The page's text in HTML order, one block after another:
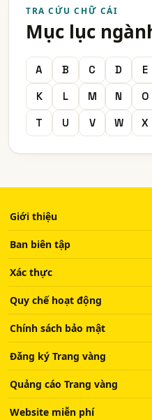
TRA CỨU CHỮ CÁI
Mục lục
A B C D E
K
L M N O
T
U V W X
Giới thiệu
Ban biên tập
Xác thực
Quy chế hoạt động
Chính sách bảo mật
Đăng ký Trang vàng
Quảng cáo Trang vàng
Website miễn phí